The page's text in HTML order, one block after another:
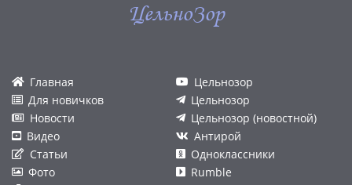
ЦельноЗор
Главная
Для новичков
Новости
Видео
Статьи
Фото
Цельнозор
Цельнозор
Цельнозор (новостной)
Антирой
Одноклассники
Rumble